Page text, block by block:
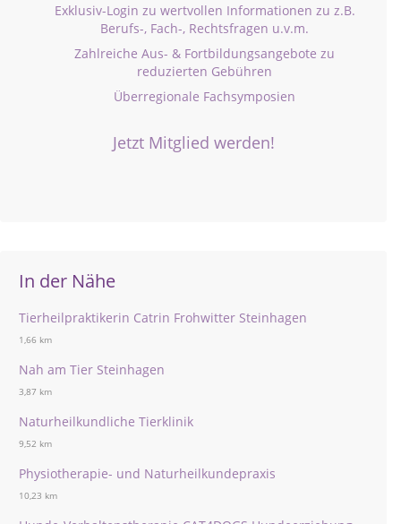
Exklusiv-Login zu wertvollen Informationen zu z.B.
Berufs-, Fach-, Rechtsfragen u.v.m.
Zahlreiche Aus- & Fortbildungsangebote zu
reduzierten Gebühren
Überregionale Fachsymposien
Jetzt Mitglied werden!
In der Nähe
Tierheilpraktikerin Catrin Frohwitter Steinhagen
1,66 km
Nah am Tier Steinhagen
3,87 km
Naturheilkundliche Tierklinik
9,52 km
Physiotherapie- und Naturheilkundepraxis
10,23 km